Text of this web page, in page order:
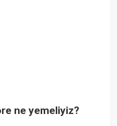
ne yemeliyiz?